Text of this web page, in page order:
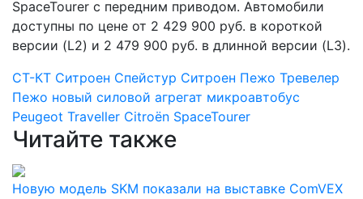
SpaceTourer с передним приводом. Автомобили
доступны по цене от 2 429 900 руб. в короткой
версии (L2) и 2 479 900 руб. в длинной версии (L3).
СТ-КТ Ситроен Спейстур Ситроен Пежо Тревелер
Пежо новый силовой агрегат микроавтобус
Peugeot Traveller Citroën SpaceTourer
Читайте также
Новую модель SKM показали на выставке ComVEX